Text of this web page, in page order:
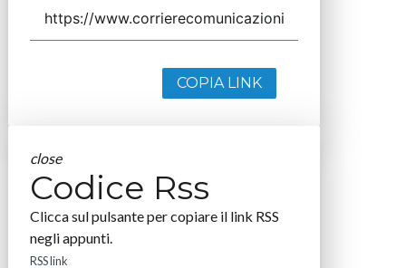
COPIA LINK
close
Codice Rss
Clicca sul pulsante per copiare il link RSS
negli appunti.
RSS link